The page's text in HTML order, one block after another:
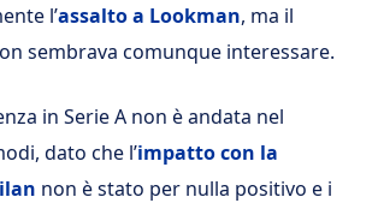
l’assalto a Lookman, ma il
sembrava comunque interessare.
in Serie A non è andata nel
dato che l’impatto con la
non è stato per nulla positivo e i